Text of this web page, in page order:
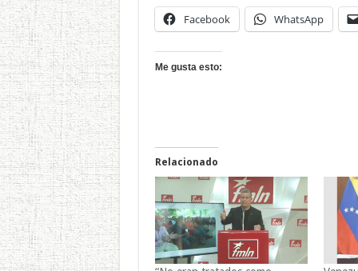
Facebook WhatsApp
Me gusta esto:
Relacionado